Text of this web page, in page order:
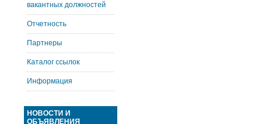
вакантных должностей
Отчетность
Партнеры
Каталог ссылок
Информация
НОВОСТИ И
ОБЪЯВЛЕНИЯ